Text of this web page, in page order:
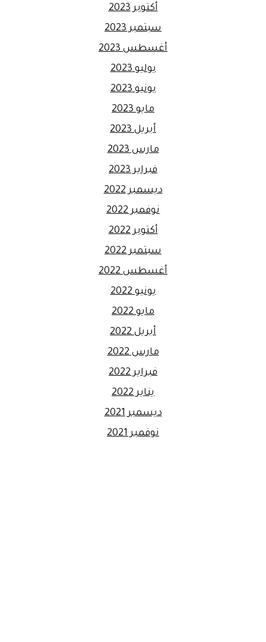
أكتوبر 2023
سبتمبر 2023
أغسطس 2023
يوليو 2023
يونيو 2023
مايو 2023
أبريل 2023
مارس 2023
فبراير 2023
ديسمبر 2022
نوفمبر 2022
أكتوبر 2022
سبتمبر 2022
أغسطس 2022
يونيو 2022
مايو 2022
أبريل 2022
مارس 2022
فبراير 2022
يناير 2022
ديسمبر 2021
نوفمبر 2021